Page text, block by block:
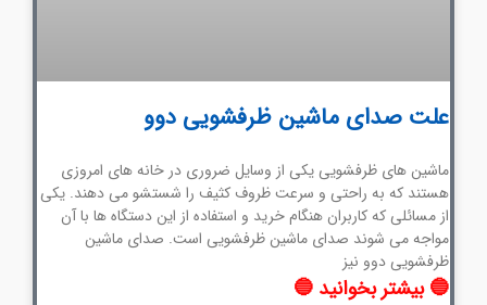
علت صدای ماشین ظرفشویی دوو
ماشین های ظرفشویی یکی از وسایل ضروری در خانه های امروزی
هستند که به راحتی و سرعت ظروف کثیف را شستشو می دهند. یکی
از مسائلی که کاربران هنگام خرید و استفاده از این دستگاه ها با آن
مواجه می شوند صدای ماشین ظرفشویی است. صدای ماشین
ظرفشویی دوو نیز
🔵 بیشتر بخوانید 🔵